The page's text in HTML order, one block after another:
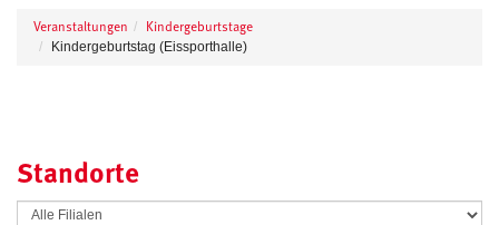
Veranstaltungen Kindergeburtstage
Kindergeburtstag (Eissporthalle)
Standorte